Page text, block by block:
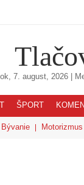
7. august, 2026 |
ŠPORT
Bývanie Motorizmus